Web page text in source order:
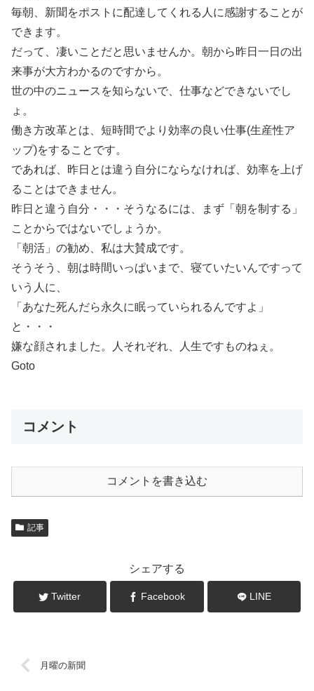
毎朝、新聞をポストに配達してくれる人に感謝することが
できます。
だって、凄いことだと思いませんか。朝から昨日一日の出
来事が大方わかるのですから。
世の中のニュースを知らないで、仕事などできないでし
ょ。
働き方改革とは、短時間でより効率の良い仕事(生産性ア
ップ)をすることです。
であれば、昨日とは違う自分にならなければ、効率を上げ
ることはできません。
昨日と違う自分・・・そうなるには、まず「朝を制する」
ことからではないでしょうか。
「朝活」の勧め、私は大賛成です。
そうそう、朝は時間いっぱいまで、寝ていたいんですって
いう人に、
「あなた死んだら永久に眠っていられるんですよ」
と・・・
嫌な顔されました。人それぞれ、人生ですものねぇ。
Goto
コメント
コメントを書き込む
記事
シェアする
Twitter Facebook LINE
月曜の新聞